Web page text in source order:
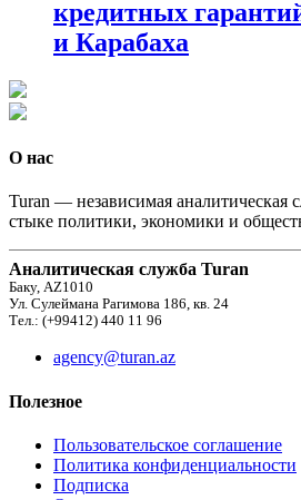
кредитных
и Карабаха
О нас
Turan — независимая аналитическая
стыке политики, экономики и
Аналитическая служба Turan
Баку, AZ1010
Ул. Сулеймана Рагимова 186, кв. 24
Тел.: (+99412) 440 11 96
agency@turan.az
Полезное
Пользовательское соглашение
Политика конфиденциальности
Подписка